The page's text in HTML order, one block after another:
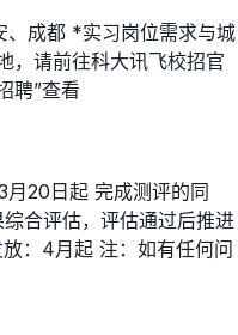
、成都 *实习岗位需求与城
，请前往科大讯飞校招官
聘”查看
20日起 完成测评的同
合评估，评估通过后推进
：4月起 注：如有任何问